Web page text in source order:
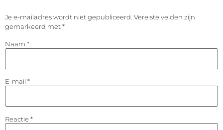
Je e-mailadres wordt niet gepubliceerd. Vereiste velden zijn
gemarkeerd met*
Naam *
E-mail *
Reactie *